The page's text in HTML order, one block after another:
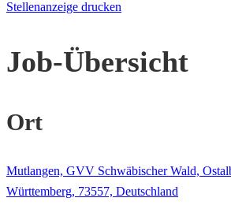
Stellenanzeige drucken
Job-Übersicht
Ort
Mutlangen, GVV Schwäbischer Wald,
Württemberg, 73557, Deutschland